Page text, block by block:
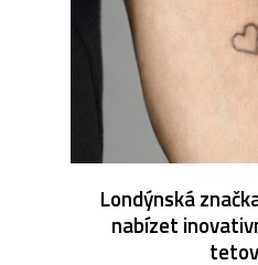
Londýnská
nabízet